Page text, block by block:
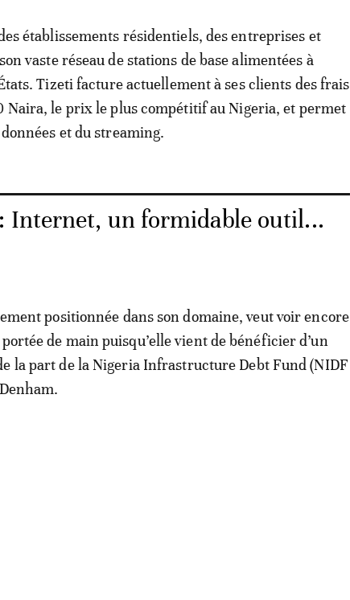
établissements résidentiels, des entreprises et
vaste réseau de stations de base alimentées à
Tizeti facture actuellement à ses clients des frais
Naira, le prix le plus compétitif au Nigeria, et permet
et du streaming.
Internet, un formidable outil...
positionnée dans son domaine, veut voir encore
de main puisqu’elle vient de bénéficier d’un
la part de la Nigeria Infrastructure Debt Fund (NIDF